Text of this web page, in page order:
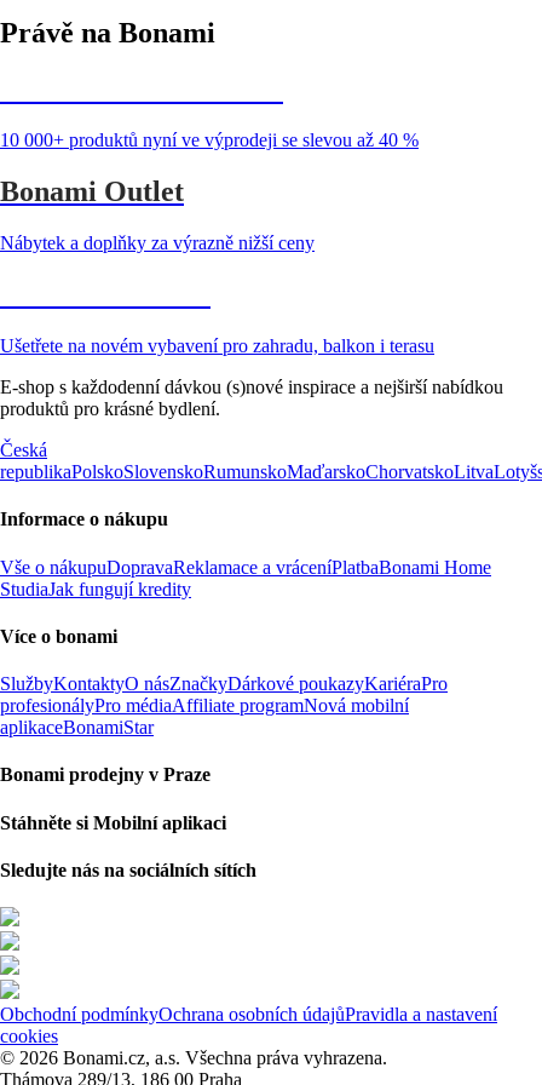
Právě na Bonami
10 000+ produktů nyní ve výprodeji se slevou až 40 %
Bonami Outlet
Nábytek a doplňky za výrazně nižší ceny
Ušetřete na novém vybavení pro zahradu, balkon i terasu
E-shop s každodenní dávkou (s)nové inspirace a nejširší nabídkou
produktů pro krásné bydlení.
Česká
republikaPolskoSlovenskoRumunskoMaďarskoChorvatskoLitva
Informace o nákupu
Vše o nákupuDopravaReklamace a vráceníPlatbaBonami Home
StudiaJak fungují kredity
Více o bonami
SlužbyKontaktyO násZnačkyDárkové poukazyKariéraPro
profesionályPro médiaAffiliate programNová mobilní
aplikaceBonamiStar
Bonami prodejny v Praze
Stáhněte si Mobilní aplikaci
Sledujte nás na sociálních sítích
Obchodní podmínkyOchrana osobních údajůPravidla a nastavení
cookies
© 2026 Bonami.cz, a.s. Všechna práva vyhrazena.
Thámova 289/13, 186 00 Praha